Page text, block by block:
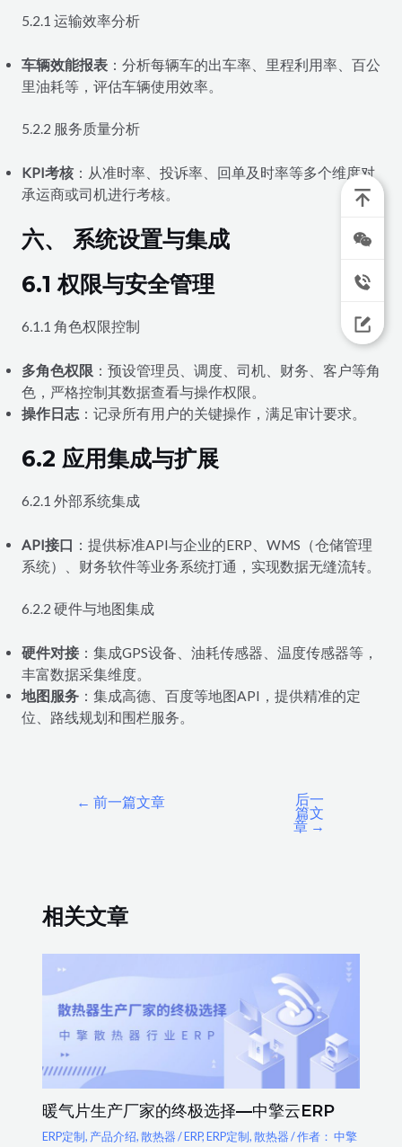
5.2.1 运输效率分析
车辆效能报表：分析每辆车的出车率、里程利用率、百公
里油耗等，评估车辆使用效率。
5.2.2 服务质量分析
KPI考核：从准时率、投诉率、回单及时率等多个维度对
承运商或司机进行考核。
六、 系统设置与集成
6.1 权限与安全管理
6.1.1 角色权限控制
多角色权限 ：预设管理员、调度、司机、财务、客户等角
色，严格控制其数据查看与操作权限。
操作日志：记录所有用户的关键操作，满足审计要求。
6.2 应用集成与扩展
6.2.1 外部系统集成
API接口 ：提供标准API与企业的ERP、WMS（仓储管理
系统）、财务软件等业务系统打通，实现数据无缝流转。
6.2.2 硬件与地图集成
硬件对接：集成GPS设备、油耗传感器、温度传感器等，
丰富数据采集维度。
地图服务：集成高德、百度等地图API，提供精准的定
位、路线规划和围栏服务。
← 前一篇文章
后一
篇文
章 →
相关文章
暖气片生产厂家的终极选择—中擎云ERP
ERP定制, 产品介绍,散热器/ERP,ERP定制,散热器/ 作者： 中擎